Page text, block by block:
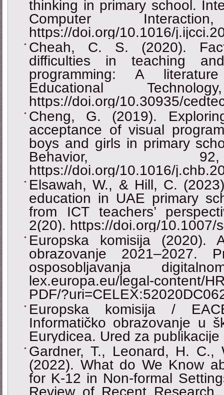
thinking in primary school.
Computer
https://doi.org/10.1016/
Cheah, C. S. (2020).
difficulties in teaching
programming: A
Educational
https://doi.org/10.30935/
Cheng, G. (2019).
acceptance of visual
boys and girls in primary
Behavior,
https://doi.org/10.1016/
Elsawah, W., & Hill, C.
education in UAE primary
from ICT teachers’
2(20). https://doi.org/10.1007/
Europska komisija (2020).
obrazovanje 2021–2027.
osposobljavanja
lex.europa.eu/legal-content/
PDF/
Europska komisija /
Informatičko obrazovanje u
Eurydicea. Ured za
Gardner, T., Leonard, H.
(2022). What do We Know
for K-12 in Non-formal
Review of Recent